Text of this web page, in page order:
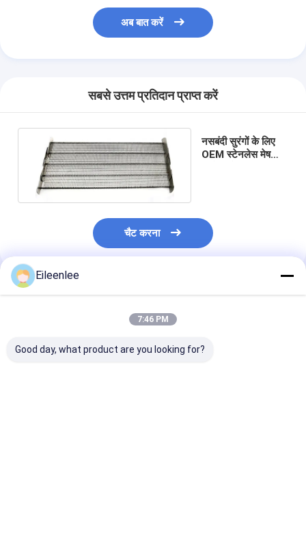
अब बात करें
सबसे उत्तम प्रतिदान प्राप्त करें
नसबंदी सुरंगों के लिए
OEM स्टेनलेस मेष
चैट करना
अनुशंसित उत्पाद
Eileenlee
7:46 PM
Good day, what product are you looking for?